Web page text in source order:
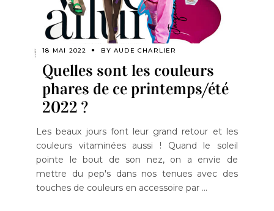
18 MAI 2022 BY AUDE CHARLIER
Quelles sont les couleurs
phares de ce printemps/été
2022 ?
Les beaux jours font leur grand retour et les
couleurs vitaminées aussi ! Quand le soleil
pointe le bout de son nez, on a envie de
mettre du pep's dans nos tenues avec des
touches de couleurs en accessoire par